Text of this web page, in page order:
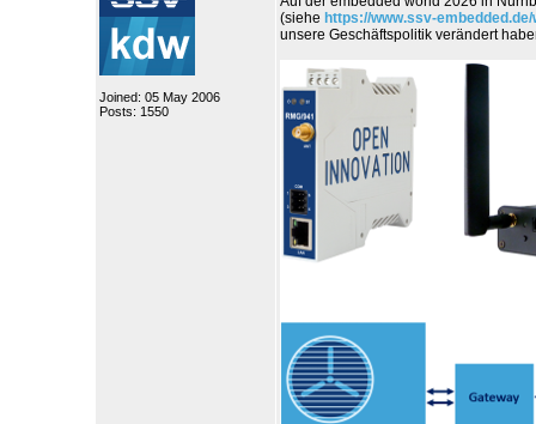
Joined: 05 May 2006
Posts: 1550
(siehe https://www.ssv-
unsere Geschäftspolitik verändert